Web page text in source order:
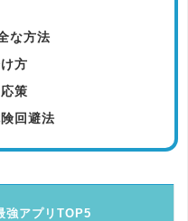
な方法
方
策
回避法
強アプリTOP5